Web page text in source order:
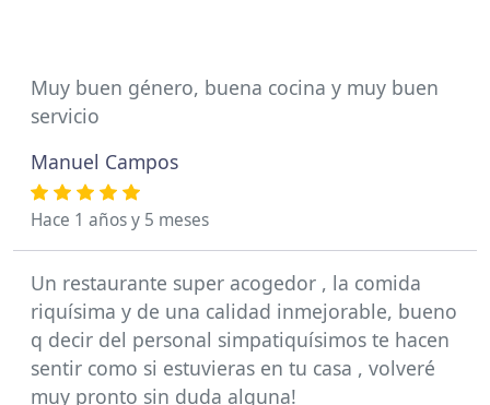
Muy buen género, buena cocina y muy buen
servicio
Manuel Campos
Hace 1 años y 5 meses
Un restaurante super acogedor , la comida
riquísima y de una calidad inmejorable, bueno
q decir del personal simpatiquísimos te hacen
sentir como si estuvieras en tu casa , volveré
muy pronto sin duda alguna!